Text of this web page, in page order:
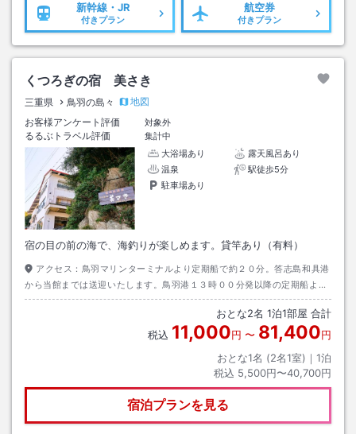
新幹線・JR
付きプラン
航空券
付きプラン
くつろぎの宿 美さき
三重県 鳥羽の島々
地図
お客様アンケート評価
対象外
るるぶトラベル評価
集計中
大浴場あり
露天風呂あり
温泉
駅徒歩5分
駐車場あり
宿の目の前の海で、海釣りが楽しめます。貸竿あり（有料）
アクセス： 鳥羽マリンターミナルより定期船で約２０分。答志島和具港
から当館までは送迎いたします。鳥羽港１３時００分発以降の定期船より
送迎可乗船前にご連絡ください。
おとな2名 1泊1部屋 合計
税込 11,000円 〜 81,400円
おとな1名 (2名1室)｜ 1泊
税込 5,500円〜40,700円
宿泊プランを見る